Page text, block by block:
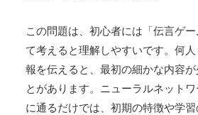
この問題は、初心者には「伝言ゲ
て考えると理解しやすいです。何
報を伝えると、最初の細かな内容
とがあります。ニューラルネット
に通るだけでは、初期の特徴や学